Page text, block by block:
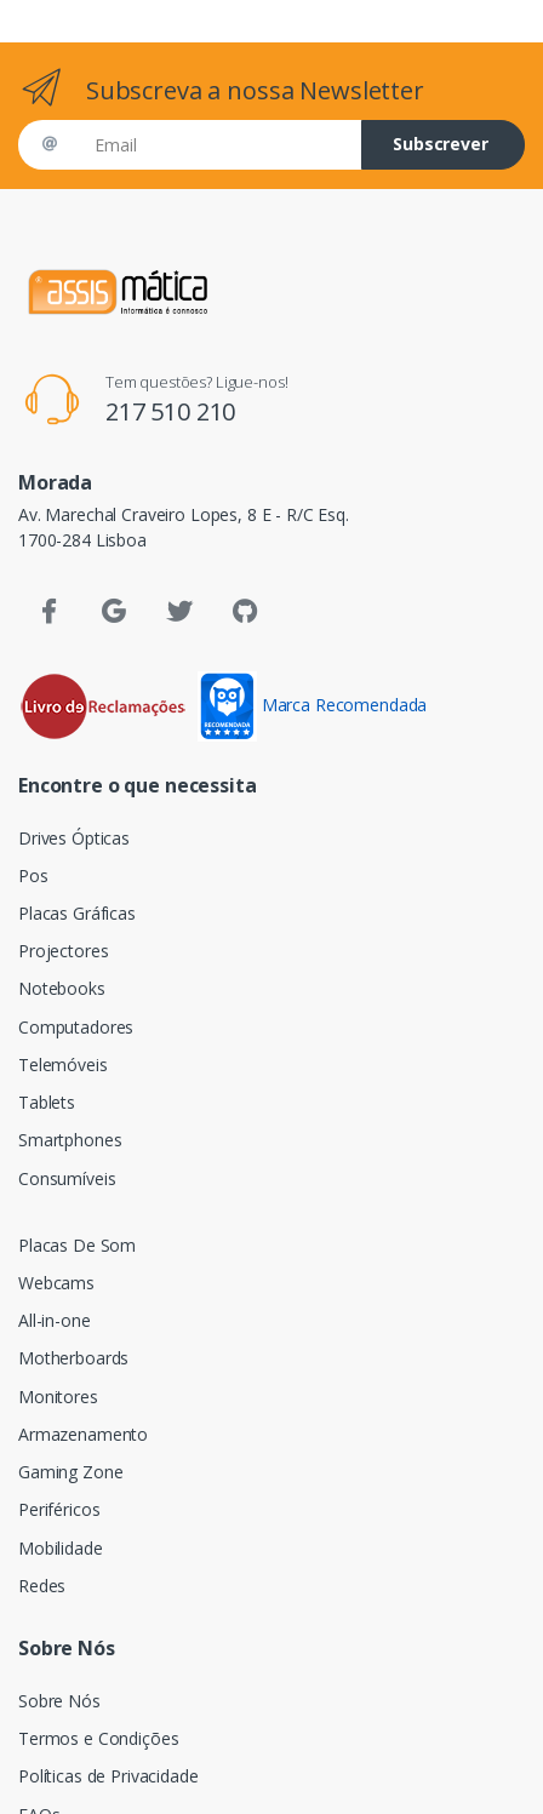
Subscreva a nossa Newsletter
Email address
Subscrever
Tem questões? Ligue-nos!
217 510 210
Morada
Av. Marechal Craveiro Lopes, 8 E - R/C Esq.
1700-284 Lisboa
Marca Recomendada
Encontre o que necessita
Drives Ópticas
Pos
Placas Gráficas
Projectores
Notebooks
Computadores
Telemóveis
Tablets
Smartphones
Consumíveis
Placas De Som
Webcams
All-in-one
Motherboards
Monitores
Armazenamento
Gaming Zone
Periféricos
Mobilidade
Redes
Sobre Nós
Sobre Nós
Termos e Condições
Políticas de Privacidade